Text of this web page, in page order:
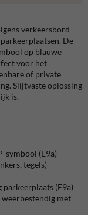
verkeersbord
De
op blauwe
voor het
of private
Slijtvaste oplossing
is.
symbool (E9a)
tegels)
(E9a)
met